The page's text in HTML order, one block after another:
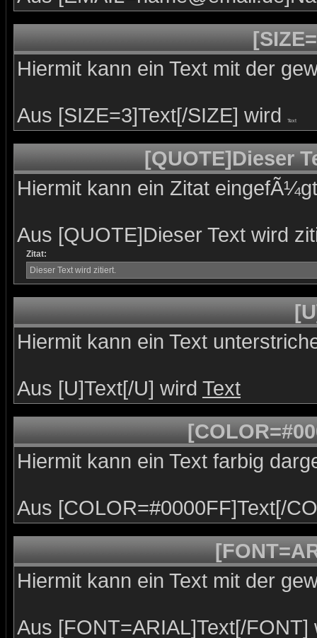
Hiermit kann ein Text mit der
Aus [SIZE=3]Text[/SIZE] wird Text
[QUOTE]Dieser
Hiermit kann ein Zitat
Aus [QUOTE]Dieser Text wird
Zitat:
Dieser Text wird zitiert.
Hiermit kann ein Text
Aus [U]Text[/U] wird Text
Hiermit kann ein Text farbig
Aus [COLOR=#0000FF]Text[/
Hiermit kann ein Text mit der
Aus [FONT=ARIAL]Text[/